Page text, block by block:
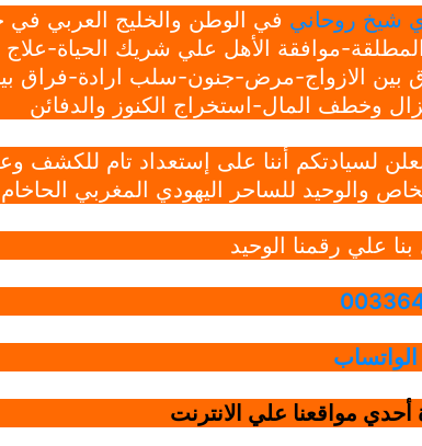
شيخ روحاني في الوطن والخليج العربي في
موافقة الأهل علي شريك الحياة-
بين الازواج-مرض-جنون-سلب ارادة-فراق
وخطف المال-استخراج الكنوز والدفائن
لسيادتكم أننا على إستعداد تام للكشف
والوحيد للساحر اليهودي المغربي
بنا علي رقمنا الوحيد
أحدي مواقعنا علي الانترنت